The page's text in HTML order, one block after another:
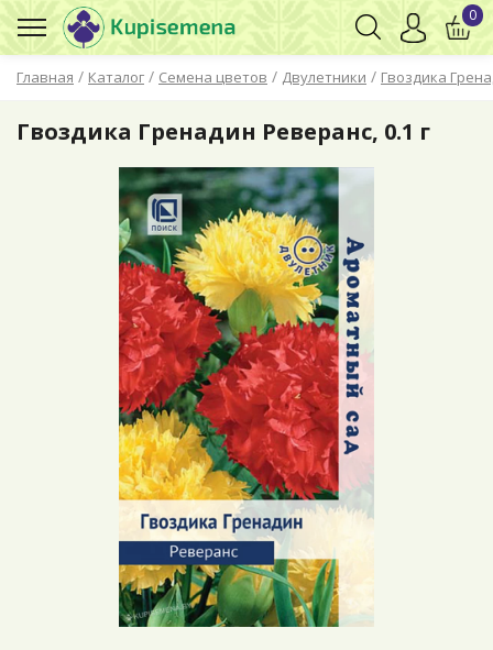
Главная / Каталог / Семена цветов / Двулетники / Гвоздика
0
Гвоздика Гренадин Реверанс, 0.1 г